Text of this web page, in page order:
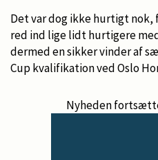
Det var dog ikke hurtigt nok,
red ind lige lidt hurtigere
dermed en sikker vinder af
Cup kvalifikation ved Oslo
Nyheden